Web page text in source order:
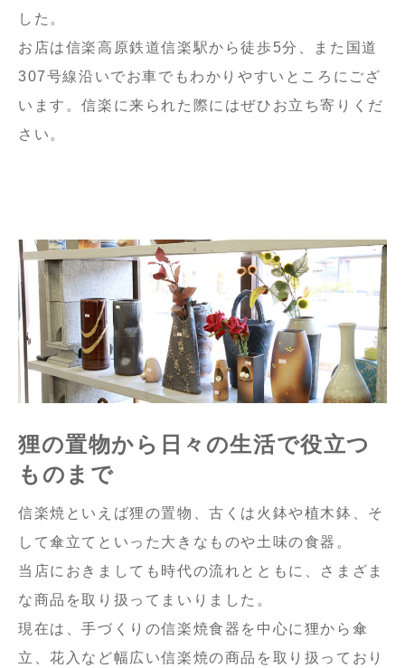
した。
お店は信楽高原鉄道信楽駅から徒歩5分、また国道
307号線沿いでお車でもわかりやすいところにござ
います。信楽に来られた際にはぜひお立ち寄りくだ
さい。
狸の置物から日々の生活で役立つ
ものまで
信楽焼といえば狸の置物、古くは火鉢や植木鉢、そ
して傘立てといった大きなものや土味の食器。
当店におきましても時代の流れとともに、さまざま
な商品を取り扱ってまいりました。
現在は、手づくりの信楽焼食器を中心に狸から傘
立、花入など幅広い信楽焼の商品を取り扱っており